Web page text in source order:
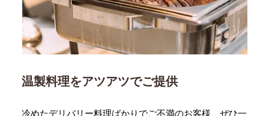
温製料理をアツアツでご提供
冷めたデリバリー料理ばかりでご不満のお客様、ぜひ一